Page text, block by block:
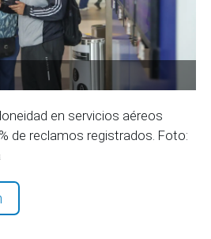
en servicios aéreos
de reclamos registrados. Foto: